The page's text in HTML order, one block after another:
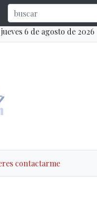
jueves 6 de agosto de 2026
contactarme